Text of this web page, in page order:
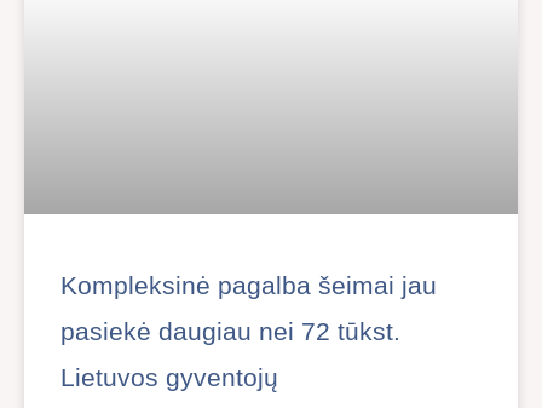
Kompleksinė pagalba šeimai jau
pasiekė daugiau nei 72 tūkst.
Lietuvos gyventojų